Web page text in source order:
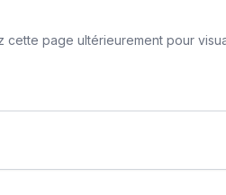
page ultérieurement pour